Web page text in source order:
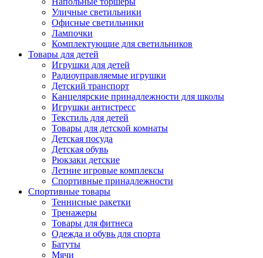
Уличные светильники
Офисные светильники
Лампочки
Комплектующие для светильников
Товары для детей
Игрушки для детей
Радиоуправляемые игрушки
Детский транспорт
Канцелярские принадлежности для школы
Игрушки антистресс
Текстиль для детей
Товары для детской комнаты
Детская посуда
Детская обувь
Рюкзаки детские
Летние игровые комплексы
Спортивные принадлежности
Спортивные товары
Теннисные ракетки
Тренажеры
Товары для фитнеса
Одежда и обувь для спорта
Батуты
Мячи